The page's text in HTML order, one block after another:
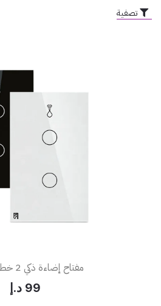
تصفية
مفتاح إضاءة ذكي 2 خط واي فاي
99 د.إ